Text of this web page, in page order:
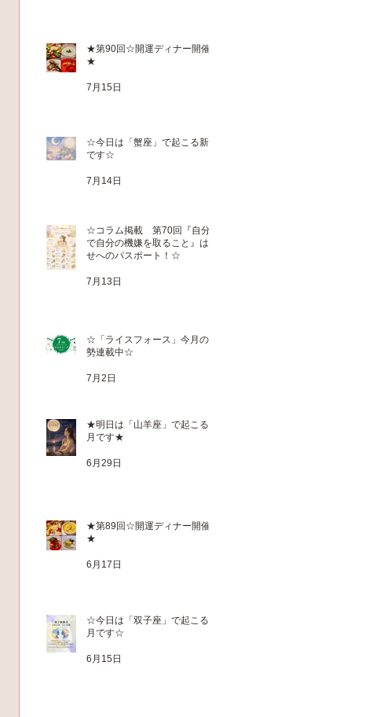
★第90回☆開運ディナー開催
★
7月15日
☆今日は「蟹座」で起こる新月
です☆
7月14日
☆コラム掲載 第70回『自分
で自分の機嫌を取ること』は幸
せへのパスポート！☆
7月13日
☆「ライスフォース」今月の運
勢連載中☆
7月2日
★明日は「山羊座」で起こる満
月です★
6月29日
★第89回☆開運ディナー開催
★
6月17日
☆今日は「双子座」で起こる新
月です☆
6月15日